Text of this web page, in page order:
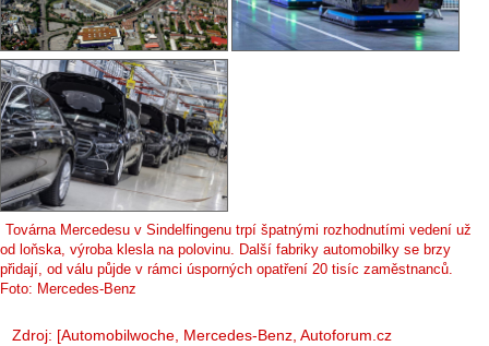
Továrna Mercedesu v Sindelfingenu trpí špatnými rozhodnutími vedení už
od loňska, výroba klesla na polovinu. Další fabriky automobilky se brzy
přidají, od válu půjde v rámci úsporných opatření 20 tisíc zaměstnanců.
Foto: Mercedes-Benz
Zdroj: [Automobilwoche, Mercedes-Benz, Autoforum.cz